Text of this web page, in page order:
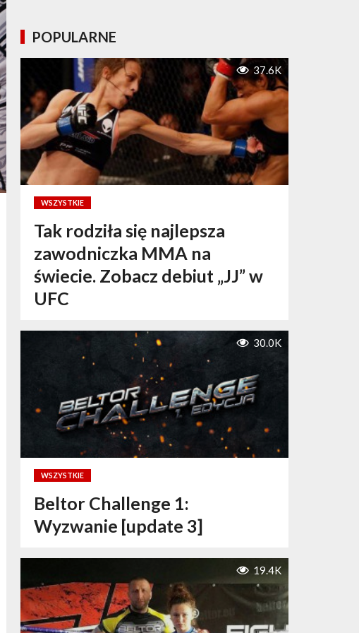
POPULARNE
37.6K
WSZYSTKIE
Tak rodziła się najlepsza
zawodniczka MMA na
świecie. Zobacz debiut „JJ” w
UFC
30.0K
WSZYSTKIE
Beltor Challenge 1:
Wyzwanie [update 3]
19.4K